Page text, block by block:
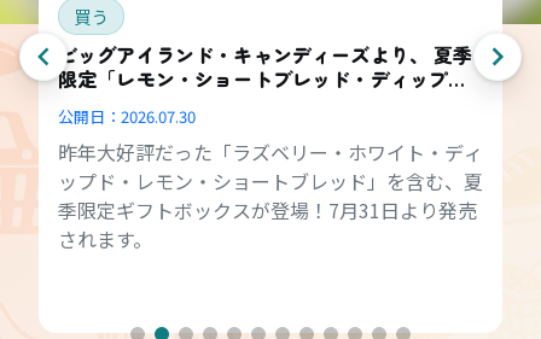
買う
ビッグアイランド・キャンディーズより、 夏季
限定「レモン・ショートブレッド・ディップ
公開日： 2026.07.30
昨年大好評だった「ラズベリー・ホワイト・ディ
ップド・レモン・ショートブレッド」を含む、夏
季限定ギフトボックスが登場！7月31日より発売
されます。